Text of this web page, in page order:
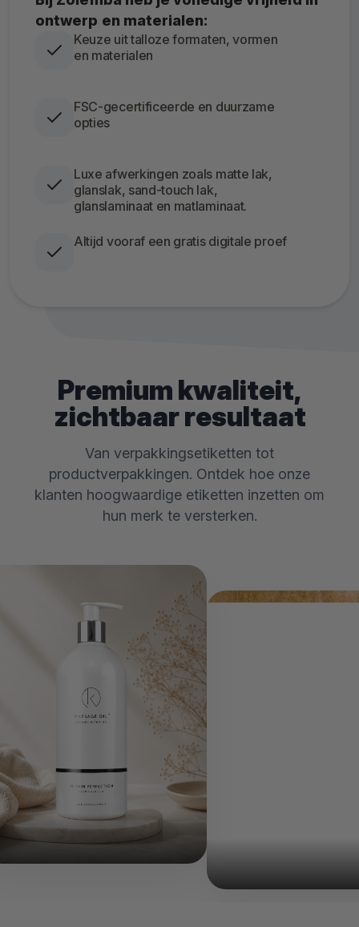
ontwerp en materialen:
Keuze uit talloze formaten, vormen
en materialen
FSC-gecertificeerde en duurzame
opties
Luxe afwerkingen zoals matte lak,
glanslak, sand-touch lak,
glanslaminaat en matlaminaat.
Altijd vooraf een gratis digitale proef
Premium kwaliteit,
zichtbaar resultaat
Van verpakkingsetiketten tot
productverpakkingen. Ontdek hoe onze
klanten hoogwaardige etiketten inzetten om
hun merk te versterken.